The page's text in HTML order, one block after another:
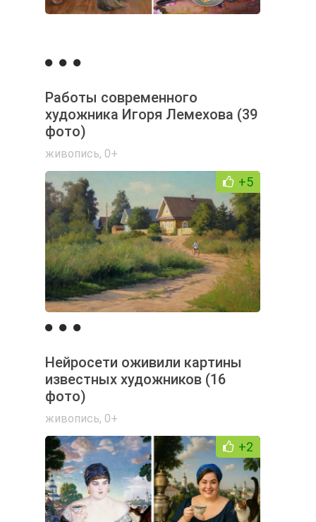
Работы современного
художника Игоря Лемехова (39
фото)
живопись, 0+
+5
Нейросети оживили картины
известных художников (16
фото)
живопись, 0+
+2